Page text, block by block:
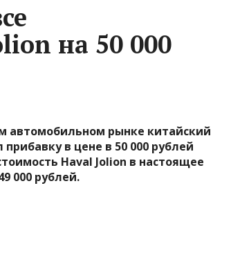
на 50 000
автомобильном рынке китайский
в цене в 50 000 рублей
Haval Jolion в настоящее
000 рублей.